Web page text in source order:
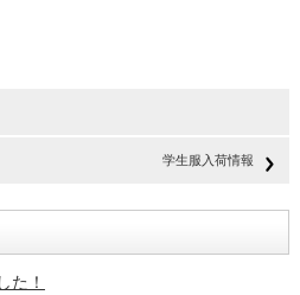
学生服入荷情報
た！